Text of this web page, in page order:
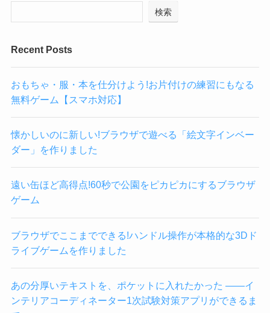
検索
Recent Posts
おもちゃ・服・本を仕分けよう!お片付けの練習にもなる
無料ゲーム【スマホ対応】
懐かしいのに新しい!ブラウザで遊べる「絵文字インベー
ダー」を作りました
遠い缶ほど高得点!60秒で公園をピカピカにするブラウザ
ゲーム
ブラウザでここまでできる!ハンドル操作が本格的な3Dド
ライブゲームを作りました
あの分厚いテキストを、ポケットに入れたかった ——イ
ンテリアコーディネーター1次試験対策アプリができるま